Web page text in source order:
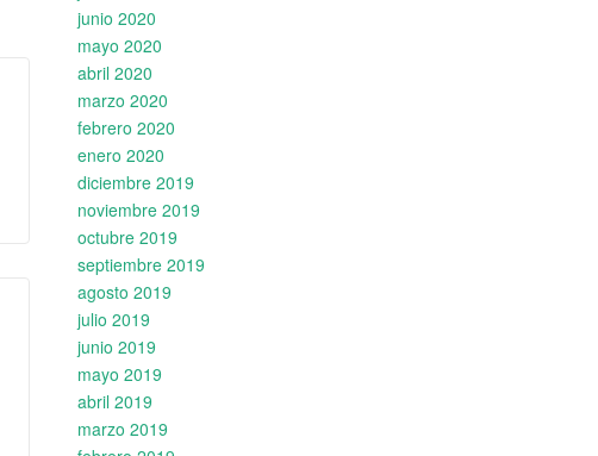
junio 2020
mayo 2020
abril 2020
marzo 2020
febrero 2020
enero 2020
diciembre 2019
noviembre 2019
octubre 2019
septiembre 2019
agosto 2019
julio 2019
junio 2019
mayo 2019
abril 2019
marzo 2019